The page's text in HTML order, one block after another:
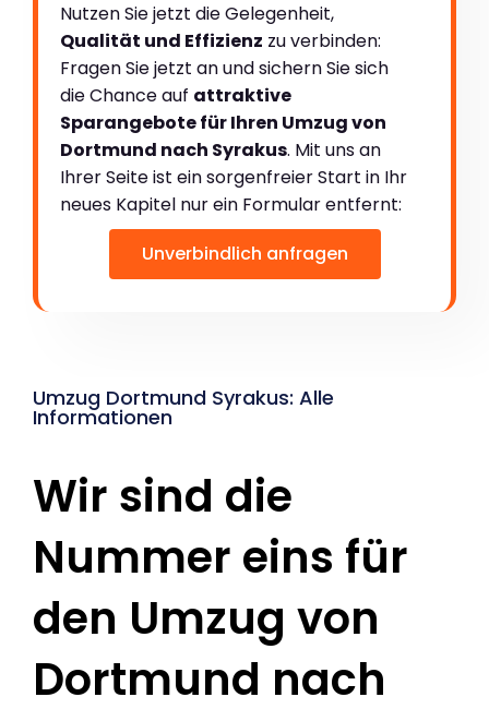
Nutzen Sie jetzt die Gelegenheit,
Qualität und Effizienz zu verbinden:
Fragen Sie jetzt an und sichern Sie sich
die Chance auf attraktive
Sparangebote für Ihren Umzug von
Dortmund nach Syrakus. Mit uns an
Ihrer Seite ist ein sorgenfreier Start in Ihr
neues Kapitel nur ein Formular entfernt:
Unverbindlich anfragen
Umzug Dortmund Syrakus: Alle
Informationen
Wir sind die
Nummer eins für
den Umzug von
Dortmund nach